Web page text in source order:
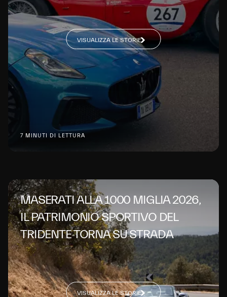
7 MINUTI DI LETTURA
VISUALIZZA LE STORIE
MASERATI ALLA 1000 MIGLIA 2026,
IL PATRIMONIO SPORTIVO DEL
TRIDENTE TORNA SU STRADA
VISUALIZZA LE STORIE